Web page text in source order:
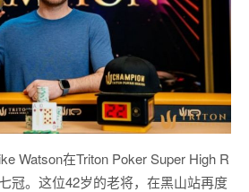
Watson在Triton Poker Super High R
冠。这位42岁的老将，在黑山站再度